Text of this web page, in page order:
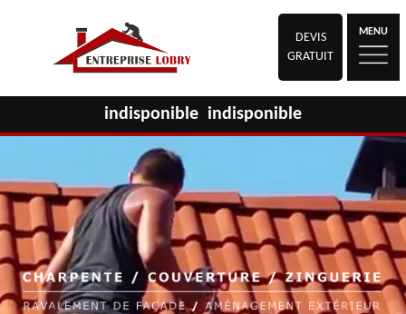
DEVIS
GRATUIT
MENU
indisponible indisponible